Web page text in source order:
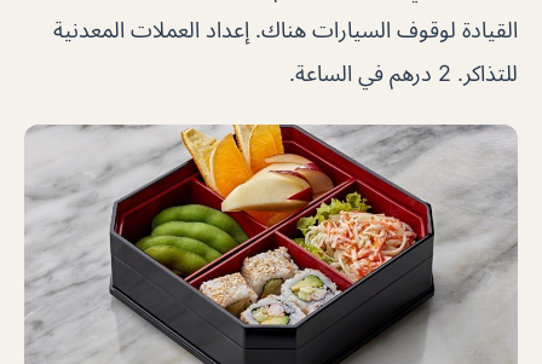
القيادة لوقوف السيارات هناك. إعداد العملات المعدنية
للتذاكر. 2 درهم في الساعة.